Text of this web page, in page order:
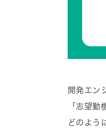
開発エン
「志望動
どのよう